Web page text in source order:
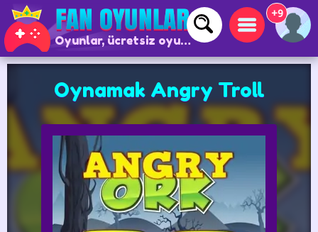
Oyunlar, ücretsiz oyunlar ve çevrimiçi oyunlar
+9
Oynamak Angry Troll